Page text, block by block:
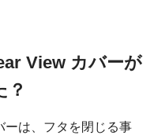
View カバーが
？
ーは、フタを閉じる事